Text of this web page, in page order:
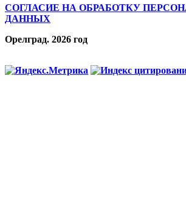
СОГЛАСИЕ НА ОБРАБОТКУ
ДАННЫХ
Орелград. 2026 год